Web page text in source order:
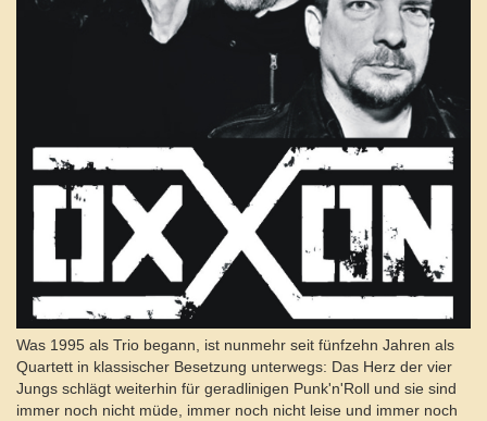
Was 1995 als Trio begann, ist nunmehr seit fünfzehn Jahren als
Quartett in klassischer Besetzung unterwegs: Das Herz der vier
Jungs schlägt weiterhin für geradlinigen Punk'n'Roll und sie sind
immer noch nicht müde, immer noch nicht leise und immer noch